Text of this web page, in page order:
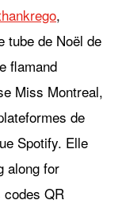
,
tube de Noël de
flamand
Miss Montreal,
de
Spotify. Elle
along for
QR